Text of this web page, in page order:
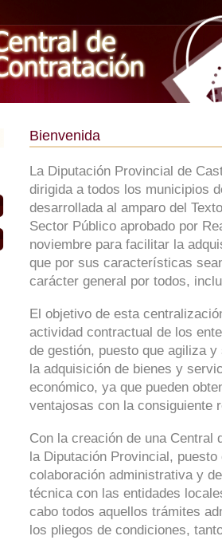
Bienvenida
La Diputación Provincial de
dirigida a todos los municipios
desarrollada al amparo del
Sector Público aprobado por
noviembre para facilitar la
que por sus características
carácter general por todos,
El objetivo de esta
actividad contractual de los
de gestión, puesto que agiliza
la adquisición de bienes y
económico, ya que pueden
ventajosas con la consiguiente
Con la creación de una Central
la Diputación Provincial,
colaboración administrativa y
técnica con las entidades
cabo todos aquellos trámites
los pliegos de condiciones,